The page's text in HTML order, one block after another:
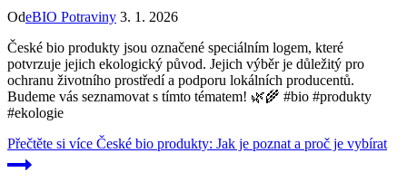
OdeBIO Potraviny 3. 1. 2026
České bio produkty jsou označené speciálním logem, které
potvrzuje jejich ekologický původ. Jejich výběr je důležitý pro
ochranu životního prostředí a podporu lokálních producentů.
Budeme vás seznamovat s tímto tématem! 🌿🌾 #bio #produkty
#ekologie
Přečtěte si více České bio produkty: Jak je poznat a proč je vybírat